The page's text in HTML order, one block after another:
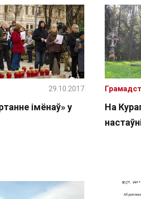
імёнаў» у
29.10.2017
На